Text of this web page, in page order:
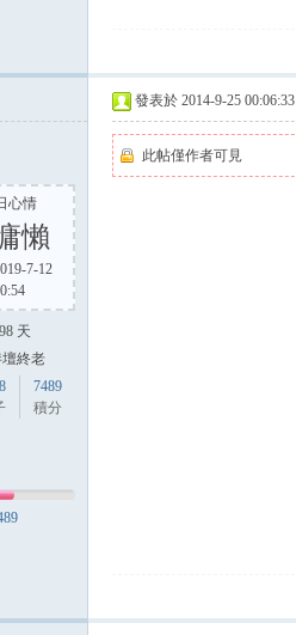
心情
懶
7-12
天
壇終老
7489
積分
發表於 2014-9-25 00:06:33
此帖僅作者可見